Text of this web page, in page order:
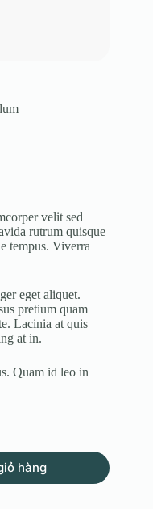
velit sed
rutrum quisque
tempus. Viverra
eget aliquet.
pretium quam
Lacinia at quis
at in.
Quam id leo in
hàng